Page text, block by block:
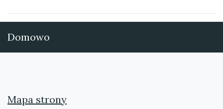
Domowo
Mapa strony